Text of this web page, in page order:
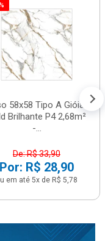
58x58 Tipo A Gióia
Brilhante P4 2,68m²
-...
De: R$ 33,90
Por: R$ 28,90
em até 5x de R$ 5,78